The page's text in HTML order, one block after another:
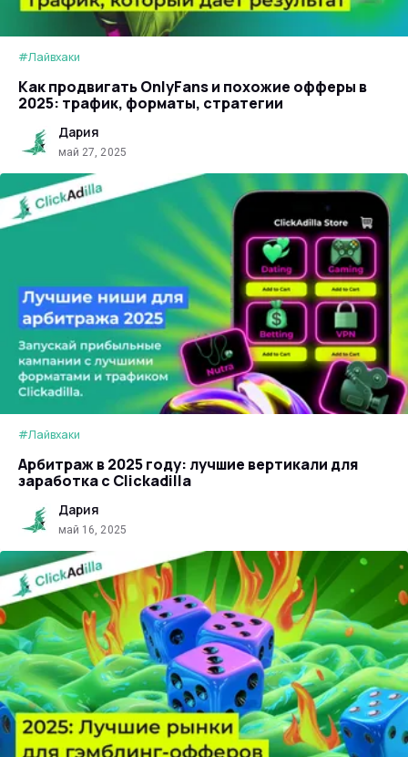
#Лайвхаки
Как продвигать OnlyFans и похожие офферы в
2025: трафик, форматы, стратегии
Дария
май 27, 2025
#Лайвхаки
Арбитраж в 2025 году: лучшие вертикали для
заработка с Clickadilla
Дария
май 16, 2025